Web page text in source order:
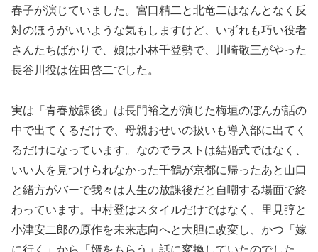
春子が演じていました。宮口精二と北竜二はなんとなく反
対のほうがいいような気もしますけど、いずれも巧い役者
さんたちばかりで、娘は小林千登勢で、川崎敬三がやった
長谷川役は佐田啓二でした。
実は「青春放課後」は長門裕之が演じた梅垣のぼんが話の
中で出てくるだけで、母親おせいの扱いも導入部に出てく
るだけになっています。なのでラストは結婚式ではなく、
いい人を見つけられなかった千鶴が京都に帰ったあと山口
と緒方がバーで我々は人生の放課後だと自嘲する場面で終
わっています。中村登はスタイルだけではなく、里見弴と
小津安二郎の原作を未来志向へと大胆に改変し、かつ「嫁
に行く」から「婿をもらう」話に変換していたのでした。